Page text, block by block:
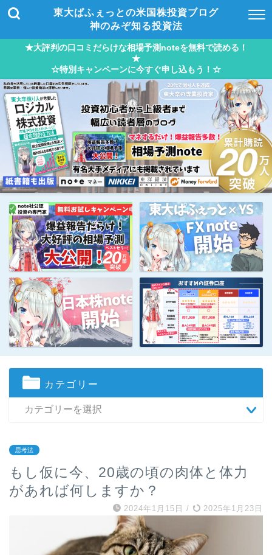
東大ぱふぇっとの米国株投資ブログ
神のみぞ知る投資法
★大評判の口コミだらけな相場予測noteを無料で読める！
★
☆特別キャンペーンに今すぐ申し込もう！☆
カテゴリー
思考法
もし仮に今、20歳の頃の肉体と体力
があれば何しますか？
2024年1月15日 / 2025年1月23日